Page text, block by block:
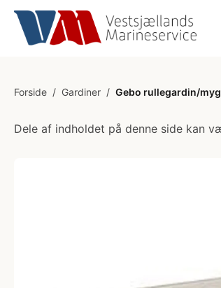
Forside / Gardiner / Gebo rullegardin/
Dele af indholdet på denne side kan